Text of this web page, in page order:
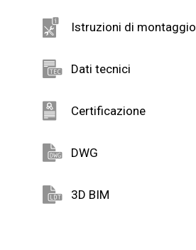
Istruzioni di montaggio
Dati tecnici
Certificazione
DWG
3D BIM